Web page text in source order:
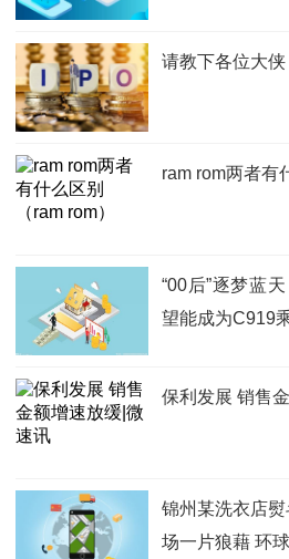
请教下各位大
ram rom两者有
“00后”逐梦蓝
望能成为C919
保利发展 销售
锦州某洗衣店
场一片狼藉 环